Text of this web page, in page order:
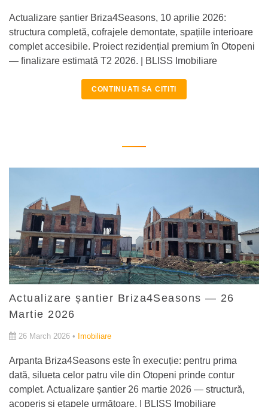
Actualizare șantier Briza4Seasons, 10 aprilie 2026:
structura completă, cofrajele demontate, spațiile interioare
complet accesibile. Proiect rezidențial premium în Otopeni
— finalizare estimată T2 2026. | BLISS Imobiliare
CONTINUATI SA CITITI
Actualizare șantier Briza4Seasons — 26
Martie 2026
26 March 2026 • Imobiliare
Arpanta Briza4Seasons este în execuție: pentru prima
dată, silueta celor patru vile din Otopeni prinde contur
complet. Actualizare șantier 26 martie 2026 — structură,
acoperiș și etapele următoare. | BLISS Imobiliare